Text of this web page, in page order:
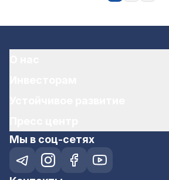
Мы в соц-сетях